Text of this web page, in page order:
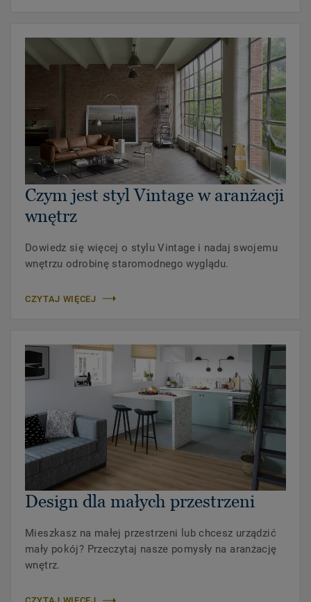
Czym jest styl Vintage w aranżacji
wnętrz
Dowiedz się więcej o stylu Vintage i nadaj swojemu
wnętrzu odrobinę staromodnego wyglądu.
CZYTAJ WIĘCEJ
Design dla małych przestrzeni
Mieszkasz na małej przestrzeni lub chcesz urządzić
mały pokój? Przeczytaj nasze pomysły na aranżację
wnętrz.